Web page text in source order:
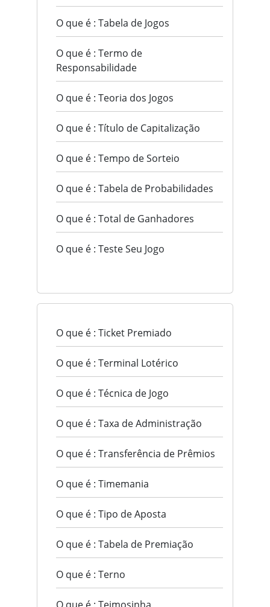
O que é : Tabela de Jogos
O que é : Termo de
Responsabilidade
O que é : Teoria dos Jogos
O que é : Título de Capitalização
O que é : Tempo de Sorteio
O que é : Tabela de Probabilidades
O que é : Total de Ganhadores
O que é : Teste Seu Jogo
O que é : Ticket Premiado
O que é : Terminal Lotérico
O que é : Técnica de Jogo
O que é : Taxa de Administração
O que é : Transferência de Prêmios
O que é : Timemania
O que é : Tipo de Aposta
O que é : Tabela de Premiação
O que é : Terno